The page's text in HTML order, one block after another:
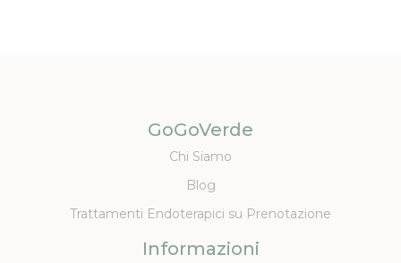
GoGoVerde
Chi Siamo
Blog
Trattamenti Endoterapici su Prenotazione
Informazioni